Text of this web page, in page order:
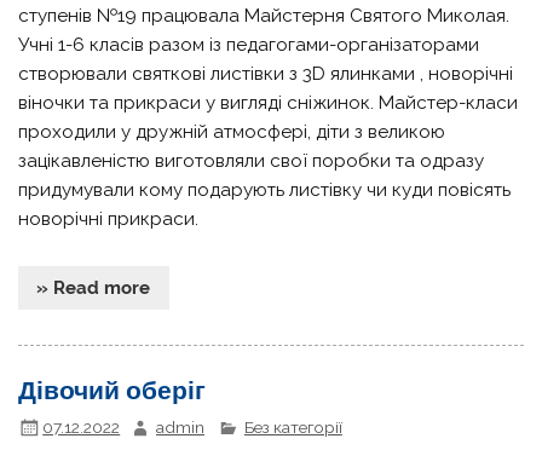
ступенів №19 працювала Майстерня Святого Миколая.
Учні 1-6 класів разом із педагогами-організаторами
створювали святкові листівки з 3D ялинками , новорічні
віночки та прикраси у вигляді сніжинок. Майстер-класи
проходили у дружній атмосфері, діти з великою
зацікавленістю виготовляли свої поробки та одразу
придумували кому подарують листівку чи куди повісять
новорічні прикраси.
» Read more
Дівочий оберіг
07.12.2022 admin Без категорії